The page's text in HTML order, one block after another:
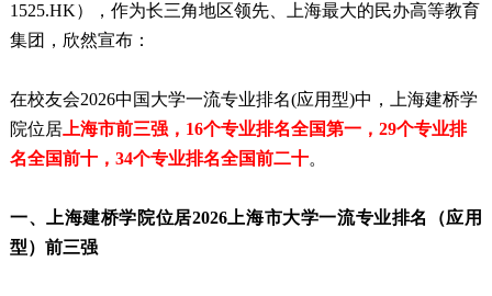
1525.HK），作为长三角地区领先、上海最大的民办高等教育
集团，欣然宣布：
在校友会2026中国大学一流专业排名(应用型)中，上海建桥学
院位居上海市前三强，16个专业排名全国第一，29个专业排
名全国前十，34个专业排名全国前二十。
一、上海建桥学院位居2026上海市大学一流专业排名（应用
型）前三强